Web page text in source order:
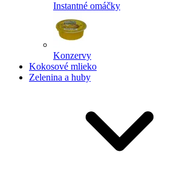
Instantné omáčky
Konzervy
Kokosové mlieko
Zelenina a huby